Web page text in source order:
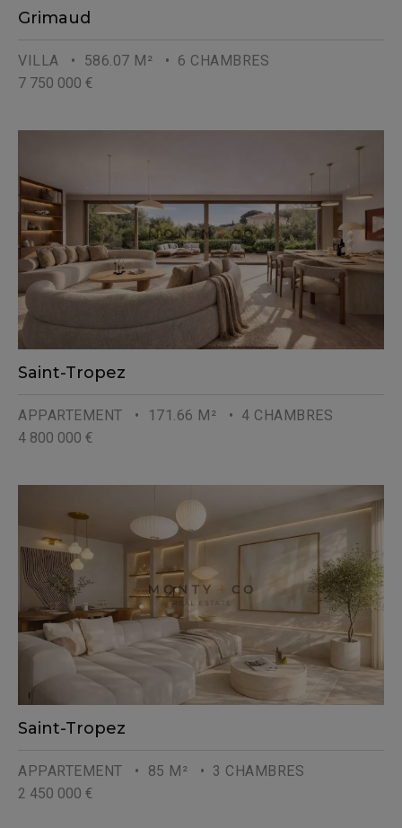
Grimaud
VILLA • 586.07 M²
• 6 CHAMBRES
7 750 000 €
Saint-Tropez
APPARTEMENT • 171.66 M²
• 4 CHAMBRES
4 800 000 €
Saint-Tropez
APPARTEMENT • 85 M²
• 3 CHAMBRES
2 450 000 €